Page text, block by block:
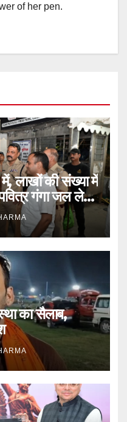
of her pen.
लाखों की संख्या में
गंगा जल लेने
का सैलाब,